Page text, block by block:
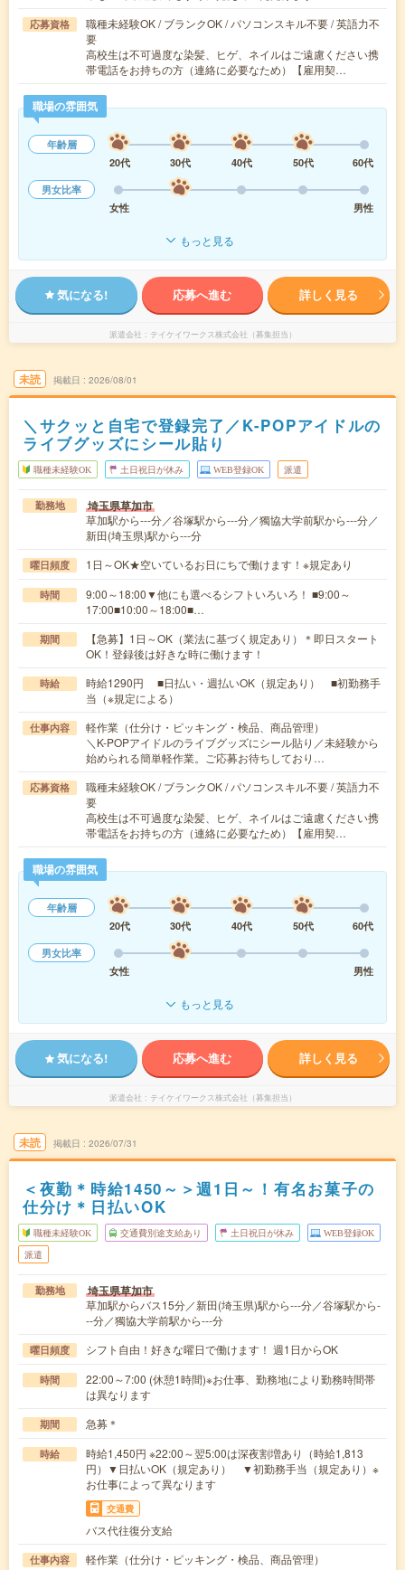
応募資格
職種未経験OK / ブランクOK / パソコンスキル不要 / 英語力不
要
高校生は不可過度な染髪、ヒゲ、ネイルはご遠慮ください携
帯電話をお持ちの方（連絡に必要なため）【雇用契…
職場の雰囲気
年齢層
20代
30代 40代 50代
60代
男女比率
女性
男性
もっと見る
気になる! 応募へ進む 詳しく見る
派遣会社 テイケイワークス株式会社（募集担当）
未読 掲載日 2026/08/01
＼サクッと自宅で登録完了／K-POPアイドルの
ライブグッズにシール貼り
職種未経験OK 土日祝日が休み WEB登録OK 派遣
勤務地 埼玉県草加市
草加駅から---分／谷塚駅から---分／獨協大学前駅から---分／
新田(埼玉県)駅から---分
曜日頻度 1日～OK★空いているお日にちで働けます！※規定あり
時間
9:00～18:00▼他にも選べるシフトいろいろ！ ■9:00～
17:00■10:00～18:00■…
期間
【急募】1日～OK（業法に基づく規定あり）＊即日スタート
OK！登録後は好きな時に働けます！
時給
時給1290円 ■日払い・週払いOK（規定あり） ■初勤務手
当（※規定による）
仕事内容
軽作業（仕分け・ピッキング・検品、商品管理）
＼K-POPアイドルのライブグッズにシール貼り／未経験から
始められる簡単軽作業。ご応募お待ちしており…
応募資格
職種未経験OK / ブランクOK / パソコンスキル不要 / 英語力不
要
高校生は不可過度な染髪、ヒゲ、ネイルはご遠慮ください携
帯電話をお持ちの方（連絡に必要なため）【雇用契…
職場の雰囲気
年齢層
20代
30代 40代 50代
60代
男女比率
女性
男性
もっと見る
気になる! 応募へ進む 詳しく見る
派遣会社 テイケイワークス株式会社（募集担当）
未読 掲載日 2026/07/31
＜夜勤＊時給1450～＞週1日～！有名お菓子の
仕分け＊日払いOK
職種未経験OK 交通費別途支給あり 土日祝日が休み WEB登録OK
派遣
勤務地 埼玉県草加市
草加駅からバス15分／新田(埼玉県)駅から---分／谷塚駅から-
--分／獨協大学前駅から---分
曜日頻度 シフト自由！好きな曜日で働けます！ 週1日からOK
時間
22:00～7:00 (休憩1時間)※お仕事、勤務地により勤務時間帯
は異なります
期間 急募＊
時給
時給1,450円 ※22:00～翌5:00は深夜割増あり（時給1,813
円）▼日払いOK（規定あり） ▼初勤務手当（規定あり）※
お仕事によって異なります
交通費
バス代往復分支給
仕事内容
軽作業（仕分け・ピッキング・検品、商品管理）